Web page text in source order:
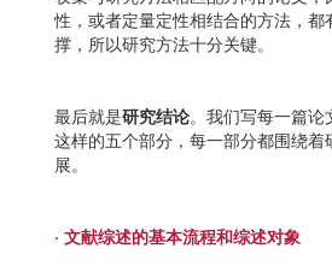
性，或者定量定性相结合的方法，都
撑，所以研究方法十分关键。
最后就是研究结论。我们写每一篇论
这样的五个部分，每一部分都围绕着
展。
· 文献综述的基本流程和综述对象